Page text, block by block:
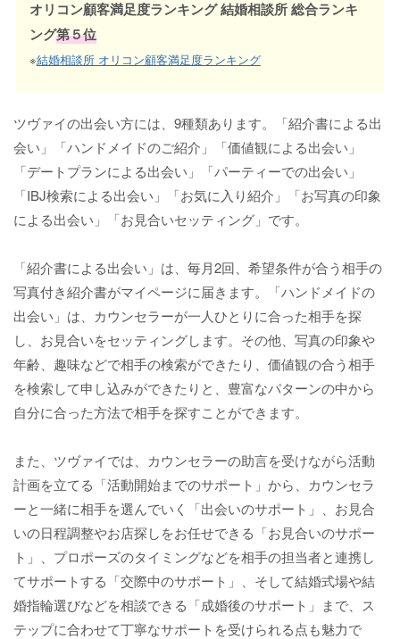
オリコン顧客満足度ランキング 結婚相談所 総合ランキ
ング第５位
※結婚相談所 オリコン顧客満足度ランキング
ツヴァイの出会い方には、9種類あります。「紹介書による出
会い」「ハンドメイドのご紹介」「価値観による出会い」
「デートプランによる出会い」「パーティーでの出会い」
「IBJ検索による出会い」「お気に入り紹介」「お写真の印象
による出会い」「お見合いセッティング」です。
「紹介書による出会い」は、毎月2回、希望条件が合う相手の
写真付き紹介書がマイページに届きます。「ハンドメイドの
出会い」は、カウンセラーが一人ひとりに合った相手を探
し、お見合いをセッティングします。その他、写真の印象や
年齢、趣味などで相手の検索ができたり、価値観の合う相手
を検索して申し込みができたりと、豊富なパターンの中から
自分に合った方法で相手を探すことができます。
また、ツヴァイでは、カウンセラーの助言を受けながら活動
計画を立てる「活動開始までのサポート」から、カウンセラ
ーと一緒に相手を選んでいく「出会いのサポート」、お見合
いの日程調整やお店探しをお任せできる「お見合いのサポー
ト」、プロポーズのタイミングなどを相手の担当者と連携し
てサポートする「交際中のサポート」、そして結婚式場や結
婚指輪選びなどを相談できる「成婚後のサポート」まで、ス
テップに合わせて丁寧なサポートを受けられる点も魅力で